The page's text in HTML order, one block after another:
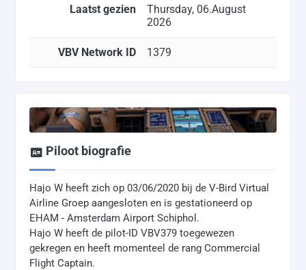
Laatst gezien
Thursday, 06.August
2026
VBV Network ID 1379
Piloot biografie
Hajo W heeft zich op 03/06/2020 bij de V-Bird Virtual
Airline Groep aangesloten en is gestationeerd op
EHAM - Amsterdam Airport Schiphol.
Hajo W heeft de pilot-ID VBV379 toegewezen
gekregen en heeft momenteel de rang Commercial
Flight Captain.